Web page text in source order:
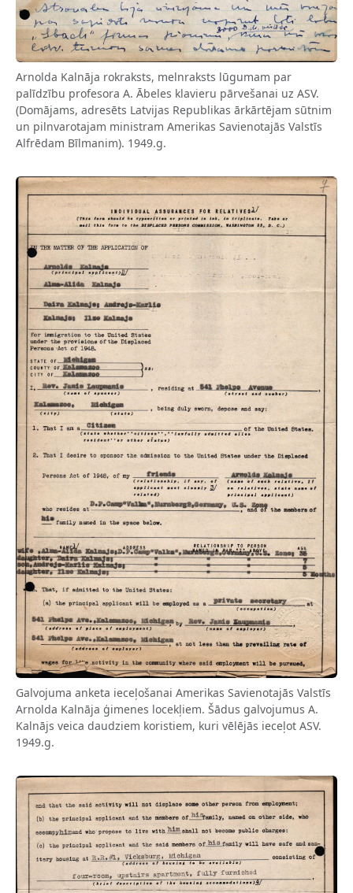
Arnolda Kalnāja rokraksts, melnraksts lūgumam par
palīdzību profesora A. Ābeles klavieru pārvešanai uz ASV.
(Domājams, adresēts Latvijas Republikas ārkārtējam sūtnim
un pilnvarotajam ministram Amerikas Savienotajās Valstīs
Alfrēdam Bīlmanim). 1949.g.
Galvojuma anketa ieceļošanai Amerikas Savienotajās Valstīs
Arnolda Kalnāja ģimenes locekļiem. Šādus galvojumus A.
Kalnājs veica daudziem koristiem, kuri vēlējās ieceļot ASV.
1949.g.